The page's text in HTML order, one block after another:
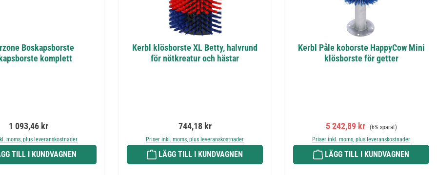
Boskapsborste
komplett
Ordinarie pris:
1 093,46 kr
moms, plus leveranskostnader
TILL I KUNDVAGNEN
Kerbl klösborste XL Betty, halvrund
för nötkreatur och hästar
Ordinarie pris:
744,18 kr
Priser inkl. moms, plus leveranskostnader
LÄGG TILL I KUNDVAGNEN
Kerbl Påle koborste HappyCow Mini
klösborste för getter
Försäljningspris:
5 242,89 kr Ordinarie pris:
(6% sparat)
Priser inkl. moms, plus leveranskostnader
LÄGG TILL I KUNDVAGNEN